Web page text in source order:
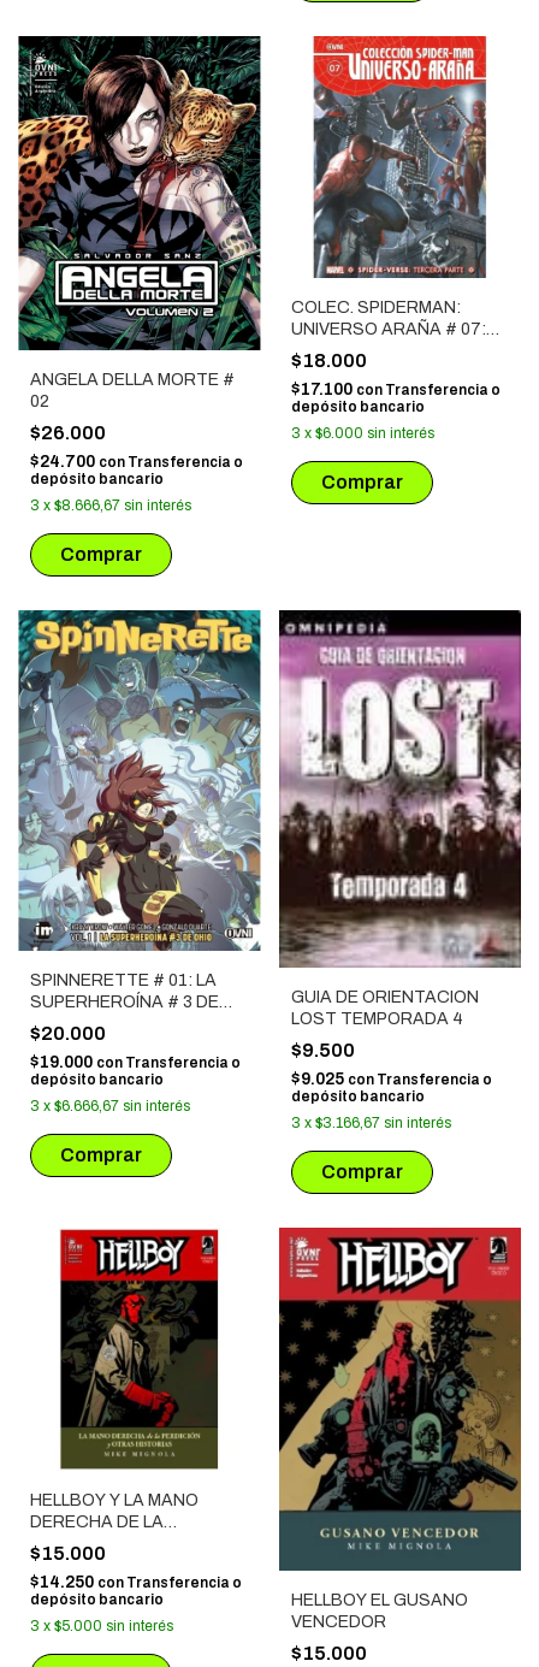
ANGELA DELLA MORTE #
02
$26.000
$24.700 con Transferencia o
depósito bancario
3 x $8.666,67 sin interés
COLEC. SPIDERMAN:
UNIVERSO ARAÑA # 07:
SPIDER-VERSE TERCERA
PARTE
$18.000
$17.100 con Transferencia o
depósito bancario
3 x $6.000 sin interés
SPINNERETTE # 01: LA
SUPERHEROÍNA # 3 DE
OHIO
$20.000
$19.000 con Transferencia o
depósito bancario
3 x $6.666,67 sin interés
GUIA DE ORIENTACION
LOST TEMPORADA 4
$9.500
$9.025 con Transferencia o
depósito bancario
3 x $3.166,67 sin interés
HELLBOY Y LA MANO
DERECHA DE LA
PERDICION
$15.000
$14.250 con Transferencia o
depósito bancario
3 x $5.000 sin interés
HELLBOY EL GUSANO
VENCEDOR
$15.000